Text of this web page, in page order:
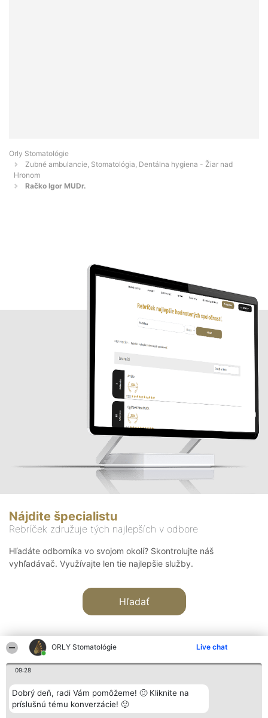
ORLY Stomatológie Live chat
09:28
Dobrý deň, radi Vám pomôžeme! 🙂 Kliknite na
príslušnú tému konverzácie! 🙂
Orly Stomatológie
Zubné ambulancie, Stomatológia, Dentálna hygiena - Žiar nad
Hronom
Račko Igor MUDr.
Nájdite špecialistu
Rebríček združuje tých najlepších v odbore
Hľadáte odborníka vo svojom okolí? Skontrolujte náš
vyhľadávač. Využívajte len tie najlepšie služby.
Hľadať
Organizátor hodnotenia
Bright Side Solutions sp. z o.
o. sp. k.
Hodnotenie
Laureáti
Lista
Kontakt
Kontakt